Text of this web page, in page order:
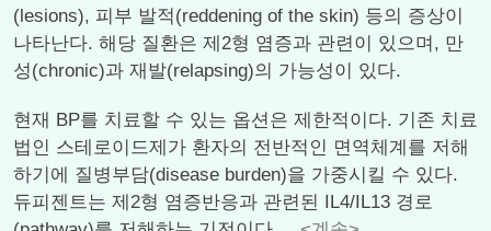
(lesions), 피부 발적(reddening of the skin) 등의 증상이
나타난다. 해당 질환은 제2형 염증과 관련이 있으며, 만
성(chronic)과 재발(relapsing)의 가능성이 있다.
현재 BP를 치료할 수 있는 옵션은 제한적이다. 기존 치료
법인 스테로이드제가 환자의 전반적인 면역체계를 저해
하기에 질병부담(disease burden)을 가중시킬 수 있다.
듀피젠트는 제2형 염증반응과 관련된 IL4/IL13 경로